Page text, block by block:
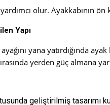
olur. Ayakkabının ön
Yapı
yana yatırdığında
yerden güç almana
geliştirilmiş tasarımı